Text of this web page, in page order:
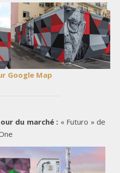
Google Map
du marché : « Futuro » de